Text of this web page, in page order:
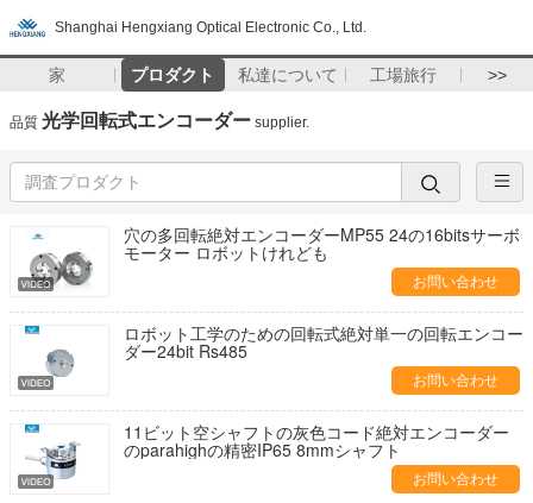
Shanghai Hengxiang Optical Electronic Co., Ltd.
家 プロダクト 私達について 工場旅行 >>
品質 光学回転式エンコーダー supplier.
穴の多回転絶対エンコーダーMP55 24の16bitsサーボ
モーター ロボットけれども
お問い合わせ
ロボット工学のための回転式絶対単一の回転エンコー
ダー24bit Rs485
お問い合わせ
11ビット空シャフトの灰色コード絶対エンコーダー
のparahighの精密IP65 8mmシャフト
お問い合わせ